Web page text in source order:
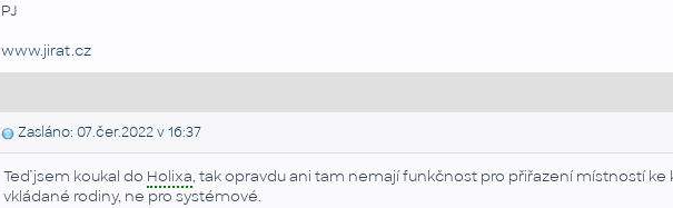
PJ
www.jirat.cz
Zasláno: 07.čer.2022 v 16:37
Teď jsem koukal do Holixa, tak opravdu ani tam nemají funkčnost pro přiřazení místností
vkládané rodiny, ne pro systémové.